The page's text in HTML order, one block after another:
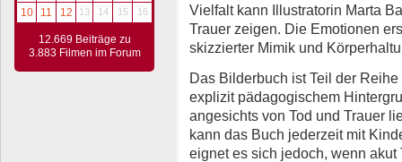
10
11 12 13 14 15 16
12.669 Beiträge zu
3.883 Filmen im Forum
Vielfalt kann Illustratorin Marta
Trauer zeigen. Die Emotionen
skizzierter Mimik und
Das Bilderbuch ist Teil der Reihe
explizit pädagogischem
angesichts von Tod und Trauer
kann das Buch jederzeit mit
eignet es sich jedoch, wenn